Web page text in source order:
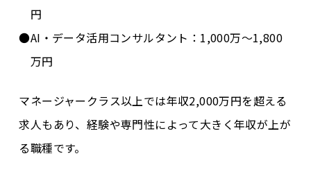
円
AI・データ活用コンサルタント：1,000万～1,800
万円
マネージャークラス以上では年収2,000万円を超える
求人もあり、経験や専門性によって大きく年収が上が
る職種です。